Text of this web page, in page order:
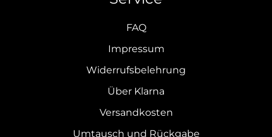
FAQ
Impressum
Widerrufsbelehrung
Über Klarna
Versandkosten
Umtausch und Rückgabe